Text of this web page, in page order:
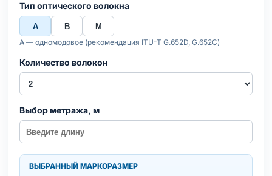
Тип оптического волокна
А В
М
А — одномодовое (рекомендация ITU-T G.652D, G.652C)
Количество волокон
Выбор метража, м
ВЫБРАННЫЙ МАРКОРАЗМЕР